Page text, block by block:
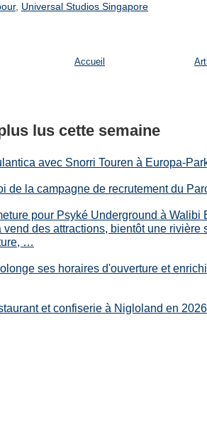
, Universal Studios Singapore
Accueil
lus cette semaine
avec Snorri Touren à Europa-
de la campagne de recrutement du
pour Psyké Underground à Walibi
vend des attractions, bientôt une rivière
…
ses horaires d'ouverture et
et confiserie à Nigloland en 2026